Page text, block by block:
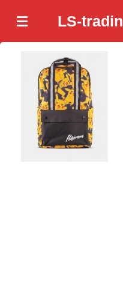
direct
naar
hoofdinhoud
LS-